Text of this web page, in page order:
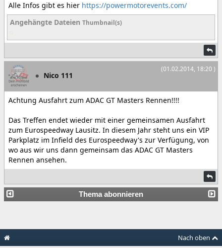
Alle Infos gibt es hier https://powermotorevents.com/
Angehängte Dateien Thumbnail(s)
(01.02.2014, 18:20 )
Nico 111
Achtung Ausfahrt zum ADAC GT Masters Rennen!!!!
Das Treffen endet wieder mit einer gemeinsamen Ausfahrt
zum Eurospeedway Lausitz. In diesem Jahr steht uns ein VIP
Parkplatz im Infield des Eurospeedway's zur Verfügung, von
wo aus wir uns dann gemeinsam das ADAC GT Masters
Rennen ansehen.
Thema abonnieren
Nach oben